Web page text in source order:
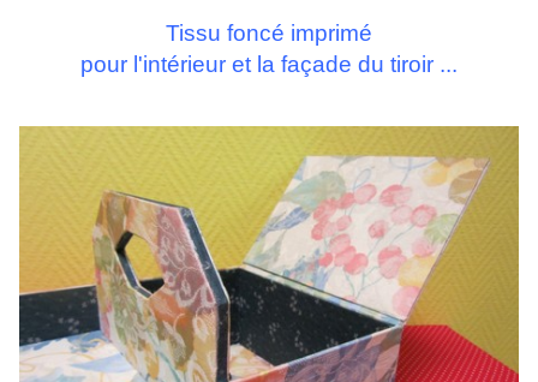
Tissu foncé imprimé
pour l'intérieur et la façade du tiroir ...